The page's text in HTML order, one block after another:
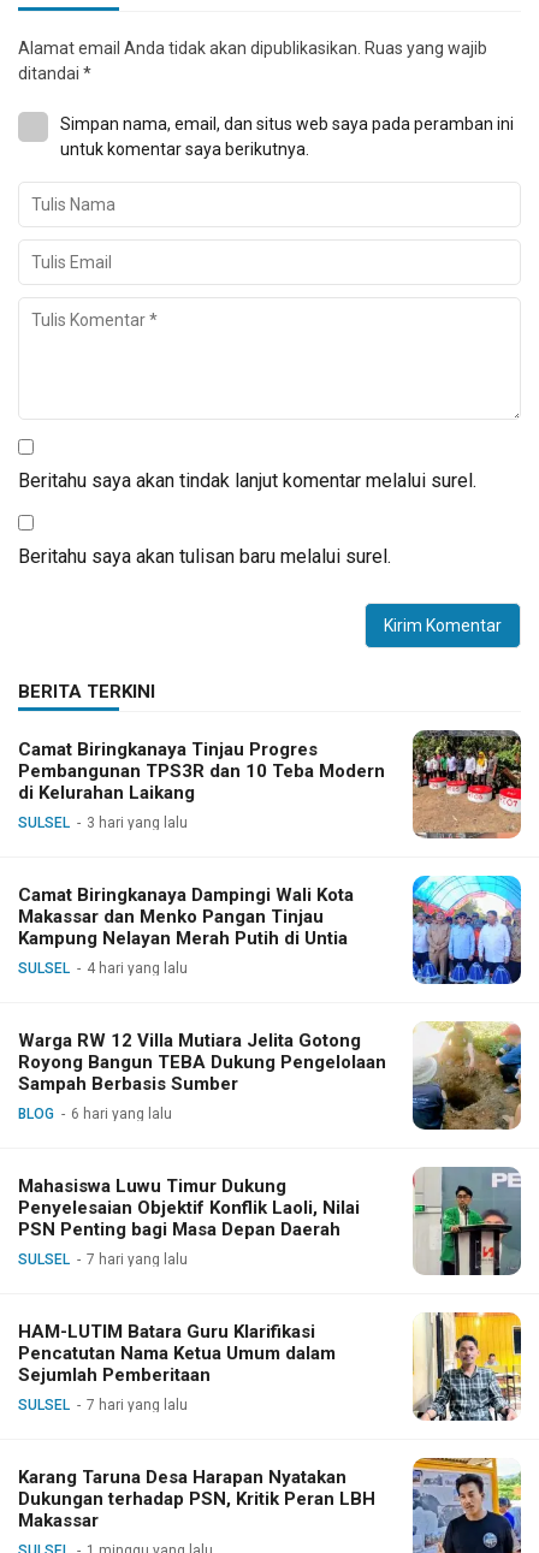
Alamat email Anda tidak akan dipublikasikan. Ruas yang wajib
ditandai *
Simpan nama, email, dan situs web saya pada peramban ini
untuk komentar saya berikutnya.
Beritahu saya akan tindak lanjut komentar melalui surel.
Beritahu saya akan tulisan baru melalui surel.
BERITA TERKINI
Camat Biringkanaya Tinjau Progres
Pembangunan TPS3R dan 10 Teba Modern
di Kelurahan Laikang
SULSEL 3 hari yang lalu
Camat Biringkanaya Dampingi Wali Kota
Makassar dan Menko Pangan Tinjau
Kampung Nelayan Merah Putih di Untia
SULSEL 4 hari yang lalu
Warga RW 12 Villa Mutiara Jelita Gotong
Royong Bangun TEBA Dukung Pengelolaan
Sampah Berbasis Sumber
BLOG 6 hari yang lalu
Mahasiswa Luwu Timur Dukung
Penyelesaian Objektif Konflik Laoli, Nilai
PSN Penting bagi Masa Depan Daerah
SULSEL 7 hari yang lalu
HAM-LUTIM Batara Guru Klarifikasi
Pencatutan Nama Ketua Umum dalam
Sejumlah Pemberitaan
SULSEL 7 hari yang lalu
Karang Taruna Desa Harapan Nyatakan
Dukungan terhadap PSN, Kritik Peran LBH
Makassar